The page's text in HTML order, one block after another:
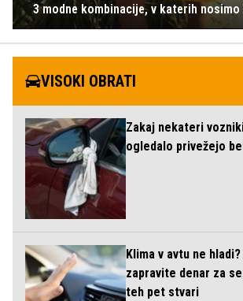
3 modne kombinacije, v katerih
VISOKI OBRATI
Zakaj nekateri
ogledalo privežejo
Klima v avtu ne
zapravite denar za
teh pet stvari